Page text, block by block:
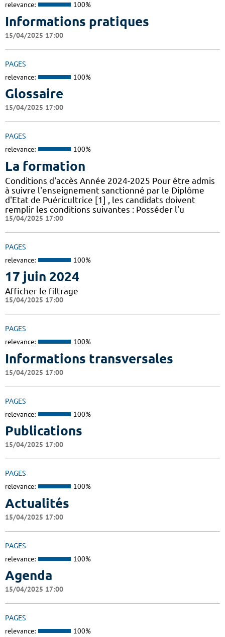
relevance: 100%
Informations pratiques
15/04/2025 17:00
PAGES
relevance: 100%
Glossaire
15/04/2025 17:00
PAGES
relevance: 100%
La formation
Conditions d'accès Année 2024-2025 Pour être admis
à suivre l'enseignement sanctionné par le Diplôme
d'Etat de Puéricultrice [1] , les candidats doivent
remplir les conditions suivantes : Posséder l'u
15/04/2025 17:00
PAGES
relevance: 100%
17 juin 2024
Afficher le filtrage
15/04/2025 17:00
PAGES
relevance: 100%
Informations transversales
15/04/2025 17:00
PAGES
relevance: 100%
Publications
15/04/2025 17:00
PAGES
relevance: 100%
Actualités
15/04/2025 17:00
PAGES
relevance: 100%
Agenda
15/04/2025 17:00
PAGES
relevance: 100%